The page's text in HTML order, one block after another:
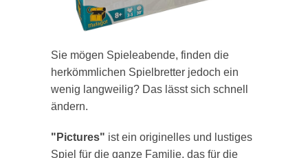
Sie mögen Spieleabende, finden die
herkömmlichen Spielbretter jedoch ein
wenig langweilig? Das lässt sich schnell
ändern.
"Pictures" ist ein originelles und lustiges
Spiel für die ganze Familie, das für die